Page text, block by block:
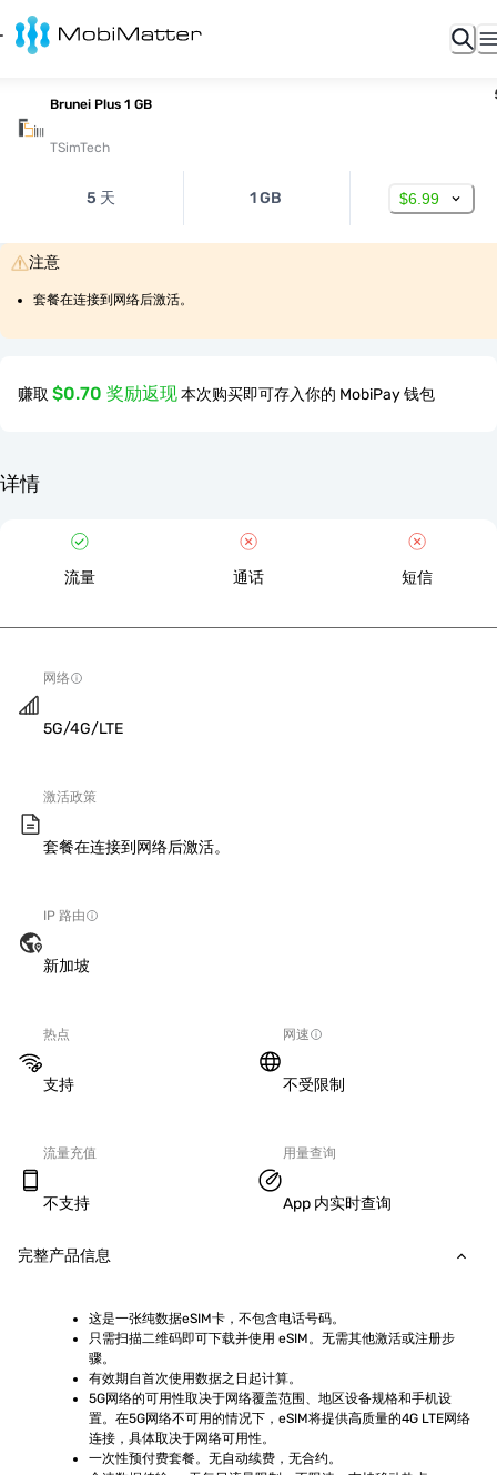
Brunei Plus 1 GB
TSimTech
5 天 1 GB $6.99
注意
套餐在连接到网络后激活。
赚取 $0.70 奖励返现本次购买即可存入你的 MobiPay 钱包
详情
流量 通话 短信
网络
5G/4G/LTE
激活政策
套餐在连接到网络后激活。
IP 路由
新加坡
热点
支持
网速
不受限制
流量充值
不支持
用量查询
App 内实时查询
完整产品信息
这是一张纯数据eSIM卡，不包含电话号码。
只需扫描二维码即可下载并使用 eSIM。无需其他激活或注册步
骤。
有效期自首次使用数据之日起计算。
5G网络的可用性取决于网络覆盖范围、地区设备规格和手机设
置。在5G网络不可用的情况下，eSIM将提供高质量的4G LTE网络
连接，具体取决于网络可用性。
一次性预付费套餐。无自动续费，无合约。